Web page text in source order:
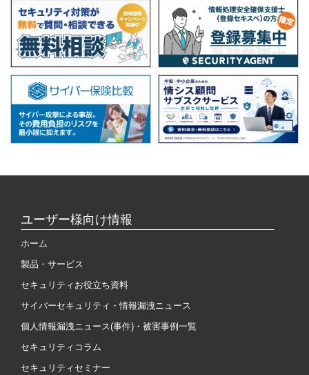
ユーザー様向け情報
ホーム
製品・サービス
セキュリティお役立ち資料
サイバーセキュリティ・情報漏洩ニュース
個人情報漏洩ニュース(事件)・被害事例一覧
セキュリティコラム
セキュリティセミナー